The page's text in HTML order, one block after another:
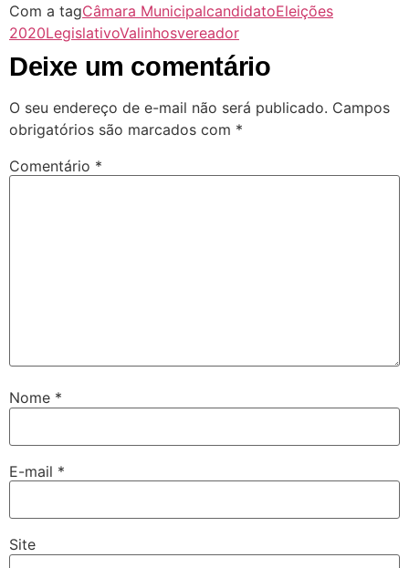
Com a tagCâmara MunicipalcandidatoEleições
2020LegislativoValinhosvereador
Deixe um comentário
O seu endereço de e-mail não será publicado. Campos
obrigatórios são marcados com *
Comentário *
Nome *
E-mail *
Site